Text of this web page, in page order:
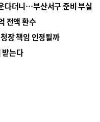
다더니…부산서구 준비 부실
전액 환수
장 책임 인정될까
는다